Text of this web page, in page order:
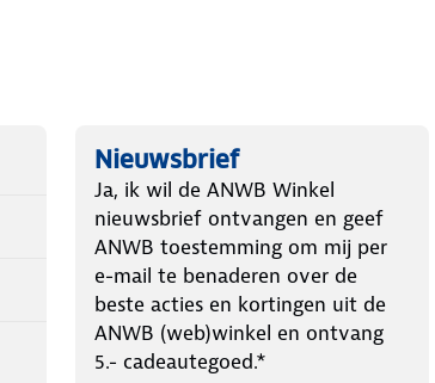
Nieuwsbrief
Ja, ik wil de ANWB Winkel
nieuwsbrief ontvangen en geef
ANWB toestemming om mij per
e-mail te benaderen over de
beste acties en kortingen uit de
ANWB (web)winkel en ontvang
5.- cadeautegoed.*